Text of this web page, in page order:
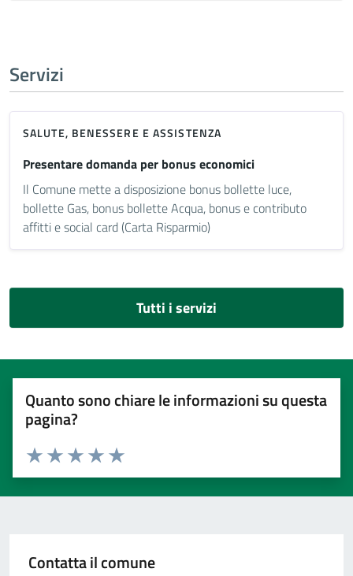
Servizi
SALUTE, BENESSERE E ASSISTENZA
Presentare domanda per bonus economici
Il Comune mette a disposizione bonus bollette luce,
bollette Gas, bonus bollette Acqua, bonus e contributo
affitti e social card (Carta Risparmio)
Tutti i servizi
Quanto sono chiare le informazioni su questa
pagina?
Valuta 5 stelle su 5
Valuta 4 stelle su 5
Valuta 3 stelle su 5
Valuta 2 stelle su 5
Valuta 1 stelle su 5
Contatta il comune